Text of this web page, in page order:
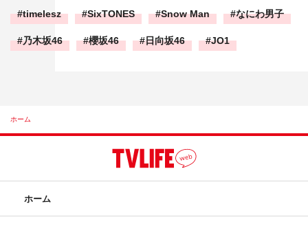
timelesz SixTONES Snow Man なにわ男子
乃木坂46 櫻坂46 日向坂46 JO1
ホーム
ホーム